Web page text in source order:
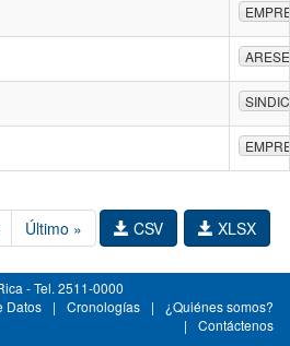
Último » XLSX
CSV
- Tel. 2511-0000
Datos | Cronologías |
¿Quiénes somos?
|
Contáctenos